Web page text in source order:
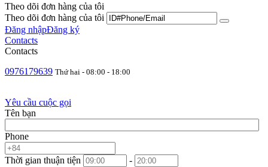
Theo dõi đơn hàng của tôi
Theo dõi đơn hàng của tôi
Đăng nhậpĐăng ký
Contacts
Contacts
0976179639 Thứ hai - 08:00 - 18:00
Yêu cầu cuộc gọi
Tên bạn
Phone
Thời gian thuận tiện
-